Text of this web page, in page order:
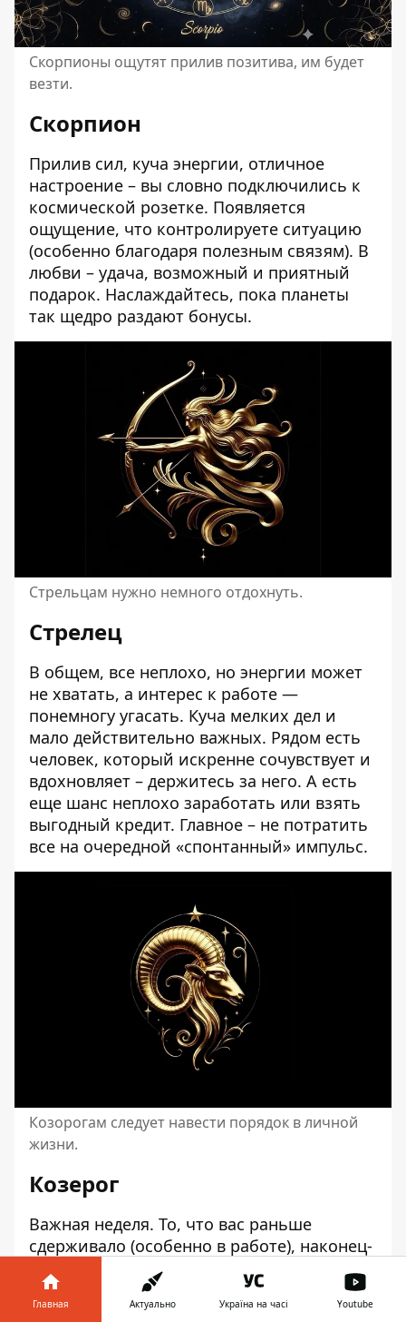
Скорпионы ощутят прилив позитива, им будет
везти.
Скорпион
Прилив сил, куча энергии, отличное
настроение – вы словно подключились к
космической розетке. Появляется
ощущение, что контролируете ситуацию
(особенно благодаря полезным связям). В
любви – удача, возможный и приятный
подарок. Наслаждайтесь, пока планеты
так щедро раздают бонусы.
Стрельцам нужно немного отдохнуть.
Стрелец
В общем, все неплохо, но энергии может
не хватать, а интерес к работе —
понемногу угасать. Куча мелких дел и
мало действительно важных. Рядом есть
человек, который искренне сочувствует и
вдохновляет – держитесь за него. А есть
еще шанс неплохо заработать или взять
выгодный кредит. Главное – не потратить
все на очередной «спонтанный» импульс.
Козорогам следует навести порядок в личной
жизни.
Козерог
Важная неделя. То, что вас раньше
сдерживало (особенно в работе), наконец-
то можно разорвать. Полной победы еще
не будет, но первый серьезный шаг – ваш.
В личной жизни, к сожалению,
Главная Актуально Україна на часі Youtube